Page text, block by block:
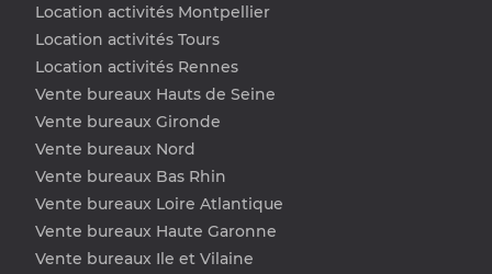
Location activités Montpellier
Location activités Tours
Location activités Rennes
Vente bureaux Hauts de Seine
Vente bureaux Gironde
Vente bureaux Nord
Vente bureaux Bas Rhin
Vente bureaux Loire Atlantique
Vente bureaux Haute Garonne
Vente bureaux Ile et Vilaine